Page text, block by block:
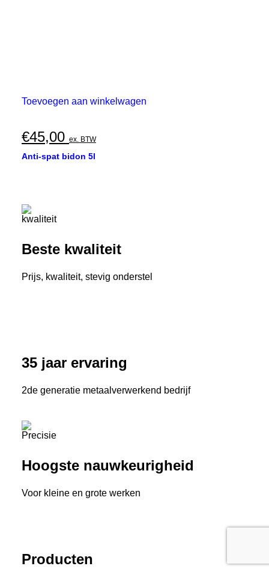
Toevoegen aan winkelwagen
€45,00 ex. BTW
Anti-spat bidon 5l
Beste kwaliteit
Prijs, kwaliteit, stevig onderstel
35 jaar ervaring
2de generatie metaalverwerkend bedrijf
Hoogste nauwkeurigheid
Voor kleine en grote werken
Producten